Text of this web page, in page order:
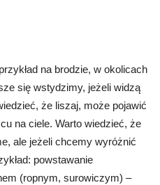
na brodzie, w okolicach
się wstydzimy, jeżeli widzą
że liszaj, może pojawić
na ciele. Warto wiedzieć, że
ale jeżeli chcemy wyróżnić
powstawanie
(ropnym, surowiczym) –